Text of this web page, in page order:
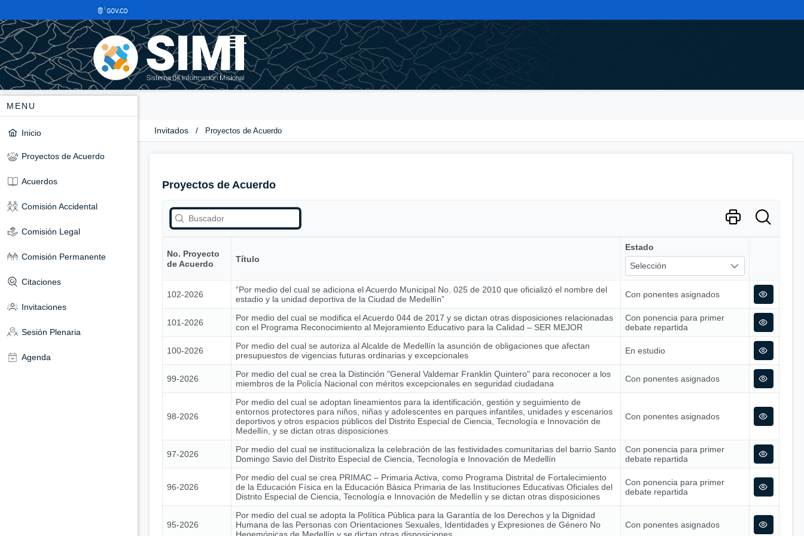
MENU
Inicio
Proyectos de Acuerdo
Acuerdos
Comisión Accidental
Comisión Legal
Comisión Permanente
Citaciones
Invitaciones
Sesión Plenaria
Agenda
Invitados / Proyectos de Acuerdo
Proyectos de Acuerdo
No. Proyecto
de Acuerdo
Título
Estado
Selección
102-2026
“Por medio del cual se adiciona el Acuerdo Municipal No. 025 de 2010 que oficializó el nombre del
estadio y la unidad deportiva de la Ciudad de Medellín”
Con ponentes asignados
101-2026
Por medio del cual se modifica el Acuerdo 044 de 2017 y se dictan otras disposiciones relacionadas
con el Programa Reconocimiento al Mejoramiento Educativo para la Calidad – SER MEJOR
Con ponencia para primer
debate repartida
100-2026
Por medio del cual se autoriza al Alcalde de Medellín la asunción de obligaciones que afectan
presupuestos de vigencias futuras ordinarias y excepcionales
En estudio
99-2026
Por medio del cual se crea la Distinción "General Valdemar Franklin Quintero" para reconocer a los
miembros de la Policía Nacional con méritos excepcionales en seguridad ciudadana
Con ponentes asignados
98-2026
Por medio del cual se adoptan lineamientos para la identificación, gestión y seguimiento de
entornos protectores para niños, niñas y adolescentes en parques infantiles, unidades y escenarios
deportivos y otros espacios públicos del Distrito Especial de Ciencia, Tecnología e Innovación de
Medellín, y se dictan otras disposiciones
Con ponentes asignados
97-2026
Por medio del cual se institucionaliza la celebración de las festividades comunitarias del barrio Santo
Domingo Savio del Distrito Especial de Ciencia, Tecnología e Innovación de Medellín
Con ponencia para primer
debate repartida
96-2026
Por medio del cual se crea PRIMAC – Primaria Activa, como Programa Distrital de Fortalecimiento
de la Educación Física en la Educación Básica Primaria de las Instituciones Educativas Oficiales del
Distrito Especial de Ciencia, Tecnología e Innovación de Medellín y se dictan otras disposiciones
Con ponencia para primer
debate repartida
95-2026
Por medio del cual se adopta la Política Pública para la Garantía de los Derechos y la Dignidad
Humana de las Personas con Orientaciones Sexuales, Identidades y Expresiones de Género No
Con ponentes asignados